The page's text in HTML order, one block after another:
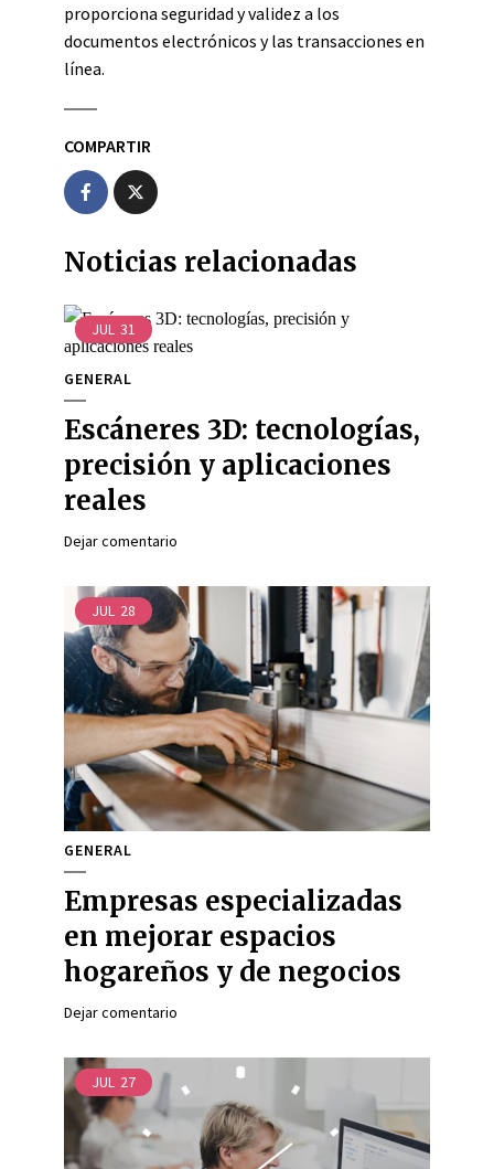
proporciona seguridad y validez a los
documentos electrónicos y las transacciones en
línea.
COMPARTIR
Noticias relacionadas
JUL 31
GENERAL
Escáneres 3D: tecnologías,
precisión y aplicaciones
reales
Dejar comentario
JUL 28
GENERAL
Empresas especializadas
en mejorar espacios
hogareños y de negocios
Dejar comentario
JUL 27